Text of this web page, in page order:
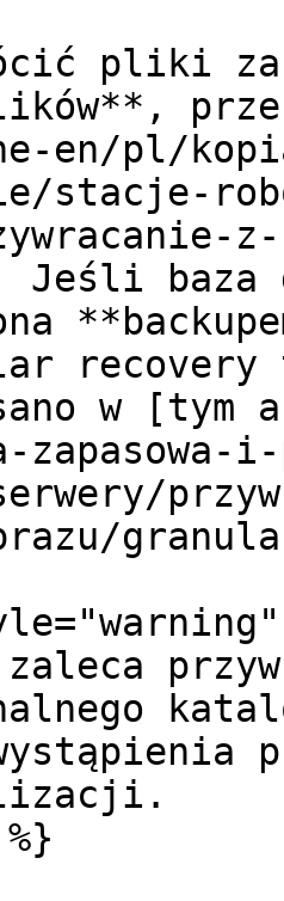
pliki
en/pl/
stacje-
Jeśli baza
w [tym
zapasowa-